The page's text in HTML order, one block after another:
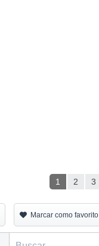
1 2 3
Marcar como favorito